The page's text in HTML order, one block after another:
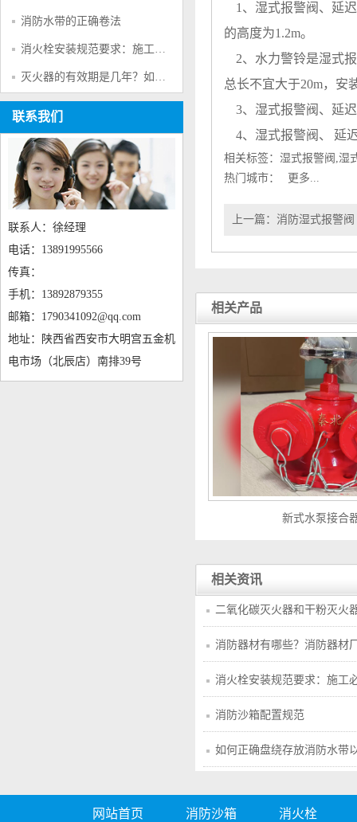
消防水带的正确卷法
消火栓安装规范要求：施工必知的精准安装要点
灭火器的有效期是几年？如何辨别好坏？一些小建议
联系我们
联系人：徐经理
电话：13891995566
传真：
手机：13892879355
邮箱：1790341092@qq.com
地址：陕西省西安市大明宫五金机
电市场（北辰店）南排39号
1、 湿式报警阀 、延
的高度为1.2m。
2、水力警铃是湿式
总长不宜大于20m，安
3、 湿式报警阀 、延
4、 湿式报警阀 、 延
相关标签： 湿式报警阀 ,湿
热门城市：
更多...
上一篇： 消防湿式报警阀
相关产品
新式水泵接合
相关资讯
二氧化碳灭火器和干粉灭火
析
消防器材有哪些？消防器材
消火栓安装规范要求：施工
消防沙箱配置规范
如何正确盘绕存放消防水带
网站首页 消防沙箱 消火栓